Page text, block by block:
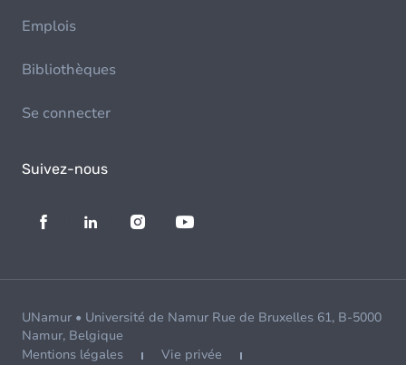
Emplois
Bibliothèques
Se connecter
Suivez-nous
UNamur • Université de Namur Rue de Bruxelles 61, B-5000
Namur, Belgique
Mentions légales
Vie privée